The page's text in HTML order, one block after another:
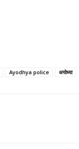
Ayodhya police अयोध्या